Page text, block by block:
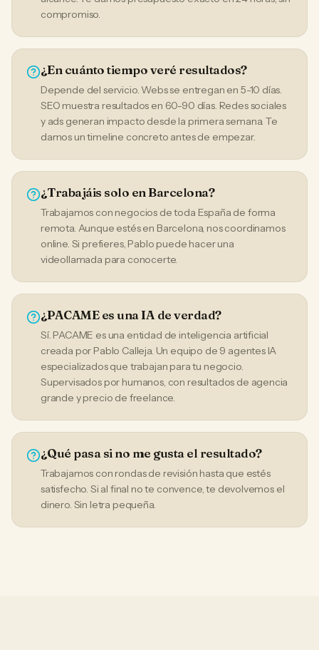
compromiso.
¿En cuánto tiempo veré resultados?
Depende del servicio. Webs se entregan en 5-10 días.
SEO muestra resultados en 60-90 días. Redes sociales
y ads generan impacto desde la primera semana. Te
damos un timeline concreto antes de empezar.
¿Trabajáis solo en Barcelona?
Trabajamos con negocios de toda España de forma
remota. Aunque estés en Barcelona, nos coordinamos
online. Si prefieres, Pablo puede hacer una
videollamada para conocerte.
¿PACAME es una IA de verdad?
Sí. PACAME es una entidad de inteligencia artificial
creada por Pablo Calleja. Un equipo de 9 agentes IA
especializados que trabajan para tu negocio.
Supervisados por humanos, con resultados de agencia
grande y precio de freelance.
¿Qué pasa si no me gusta el resultado?
Trabajamos con rondas de revisión hasta que estés
satisfecho. Si al final no te convence, te devolvemos el
dinero. Sin letra pequeña.